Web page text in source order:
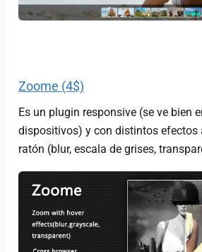
Zoome (4$)
Es un plugin responsive (se ve bien
dispositivos) y con distintos efectos
ratón (blur, escala de grises,